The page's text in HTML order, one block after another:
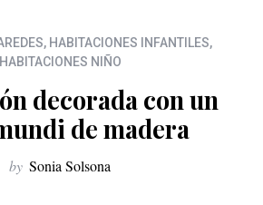
, HABITACIONES INFANTILES,
HABITACIONES NIÑO
decorada con un
de madera
by Sonia Solsona